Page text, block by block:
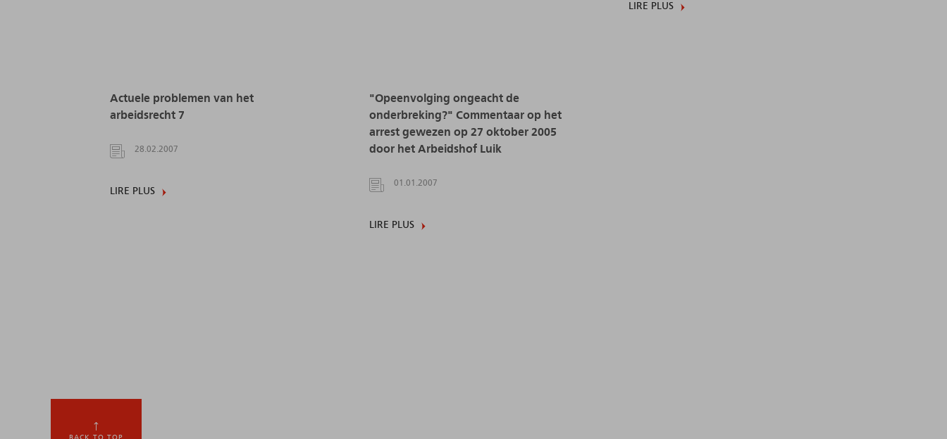
LIRE PLUS
Actuele problemen van het
arbeidsrecht 7
28.02.2007
LIRE PLUS
"Opeenvolging ongeacht de
onderbreking?" Commentaar op het
arrest gewezen op 27 oktober 2005
door het Arbeidshof Luik
01.01.2007
LIRE PLUS
BACK TO TOP